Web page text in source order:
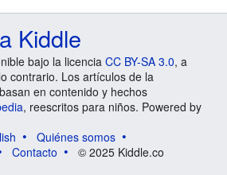
Kiddle
bajo la licencia CC BY-SA 3.0, a
contrario. Los artículos de la
en contenido y hechos
, reescritos para niños. Powered by
Quiénes somos
Contacto © 2025 Kiddle.co